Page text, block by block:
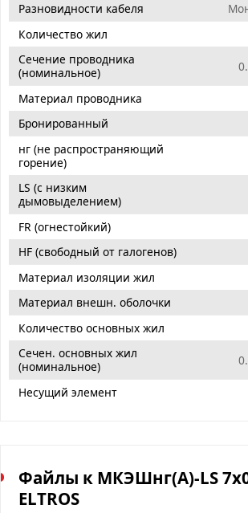
Разновидности кабеля
Количество жил
Сечение проводника
(номинальное)
Материал проводника
Бронированный
нг (не распространяющий
горение)
LS (с низким
дымовыделением)
FR (огнестойкий)
HF (свободный от галогенов)
Материал изоляции жил
Материал внешн. оболочки
Количество основных жил
Сечен. основных жил
(номинальное)
Несущий элемент
Файлы к МКЭШнг(А)-LS
ELTROS